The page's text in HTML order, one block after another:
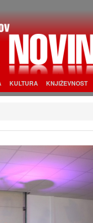
KULTURA KNJIŽEVNOST